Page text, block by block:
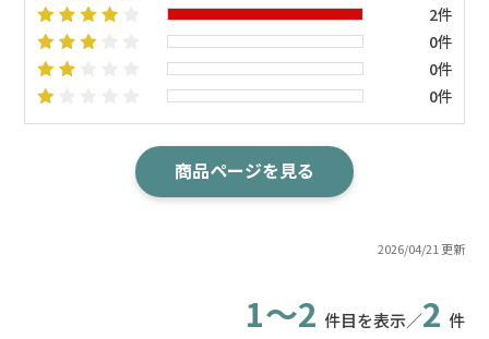
2026/04/21 更新
2件
0件
0件
0件
商品ページを見る
1～2 件目を表示／2 件